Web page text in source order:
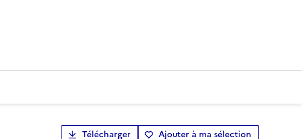
Télécharger Ajouter à ma sélection